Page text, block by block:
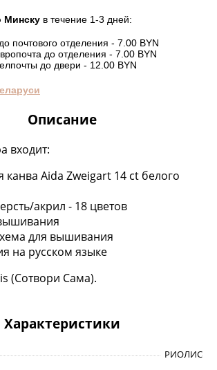
Минску в течение 1-3 дней:
почтового отделения - 7.00 BYN
до отделения - 7.00 BYN
до двери - 12.00 BYN
Описание
входит:
канва Aida Zweigart 14 ct белого
акрил - 18 цветов
для вышивания
на русском языке
(Сотвори Сама).
Характеристики
РИОЛИС